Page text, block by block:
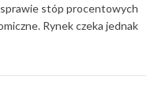
stóp procentowych
Rynek czeka jednak